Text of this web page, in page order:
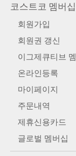
코스트코 멤버십
회원가입
회원권 갱신
이그제큐티브
온라인등록
마이페이지
주문내역
제휴신용카드
글로벌 멤버십